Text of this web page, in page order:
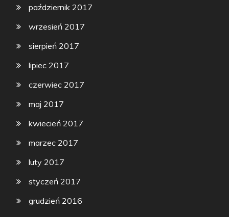
październik 2017
wrzesień 2017
sierpień 2017
lipiec 2017
czerwiec 2017
maj 2017
kwiecień 2017
marzec 2017
luty 2017
styczeń 2017
grudzień 2016